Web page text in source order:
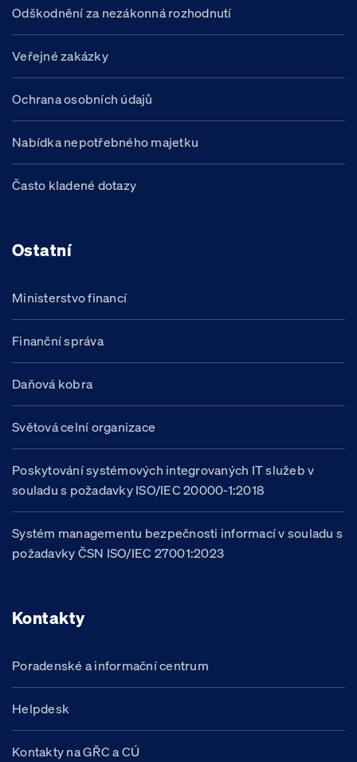
Odškodnění za nezákonná rozhodnutí
Veřejné zakázky
Ochrana osobních údajů
Nabídka nepotřebného majetku
Často kladené dotazy
Ostatní
Ministerstvo financí
Finanční správa
Daňová kobra
Světová celní organizace
Poskytování systémových integrovaných IT služeb v
souladu s požadavky ISO/IEC 20000-1:2018
Systém managementu bezpečnosti informací v souladu s
požadavky ČSN ISO/IEC 27001:2023
Kontakty
Poradenské a informační centrum
Helpdesk
Kontakty na GŘC a CÚ